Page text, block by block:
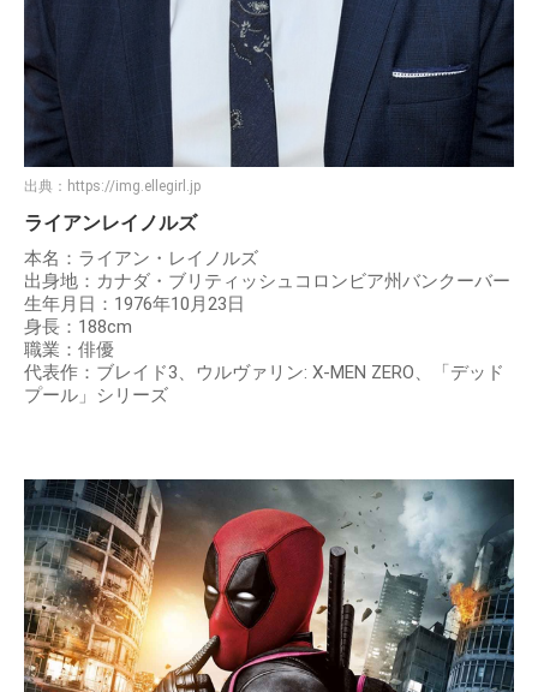
出典： https://img.ellegirl.jp
ライアンレイノルズ
本名：ライアン・レイノルズ
出身地：カナダ・ブリティッシュコロンビア州バンクーバー
生年月日：1976年10月23日
身長：188cm
職業：俳優
代表作：ブレイド3、ウルヴァリン: X-MEN ZERO、「デッド
プール」シリーズ